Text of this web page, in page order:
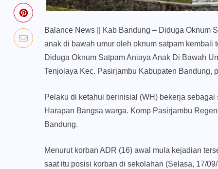
Balance News || Kab Bandung – Diduga Oknum
anak di bawah umur oleh oknum satpam
Diduga Oknum Satpam Aniaya Anak Di Bawah
Tenjolaya Kec. Pasirjambu Kabupaten Bandung,
Pelaku di ketahui berinisial (WH) bekerja
Harapan Bangsa warga. Komp Pasirjambu
Bandung.
Menurut korban ADR (16) awal mula kejadian
saat itu posisi korban di sekolahan (Selasa, 17/